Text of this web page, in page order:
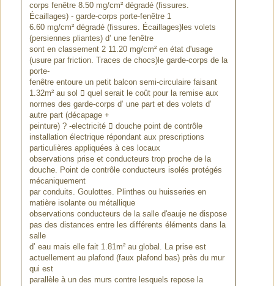
corps fenêtre 8.50 mg/cm² dégradé (fissures.
Écaillages) - garde-corps porte-fenêtre 1
6.60 mg/cm² dégradé (fissures. Écaillages)les volets
(persiennes pliantes) d’ une fenêtre
sont en classement 2 11.20 mg/cm² en état d'usage
(usure par friction. Traces de chocs)le garde-corps de la
porte-
fenêtre entoure un petit balcon semi-circulaire faisant
1.32m² au sol  quel serait le coût pour la remise aux
normes des garde-corps d’ une part et des volets d’
autre part (décapage +
peinture) ? -electricité  douche point de contrôle
installation électrique répondant aux prescriptions
particulières appliquées à ces locaux
observations prise et conducteurs trop proche de la
douche. Point de contrôle conducteurs isolés protégés
mécaniquement
par conduits. Goulottes. Plinthes ou huisseries en
matière isolante ou métallique
observations conducteurs de la salle d'eauje ne dispose
pas des distances entre les différents éléments dans la
salle
d’ eau mais elle fait 1.81m² au global. La prise est
actuellement au plafond (faux plafond bas) près du mur
qui est
parallèle à un des murs contre lesquels repose la